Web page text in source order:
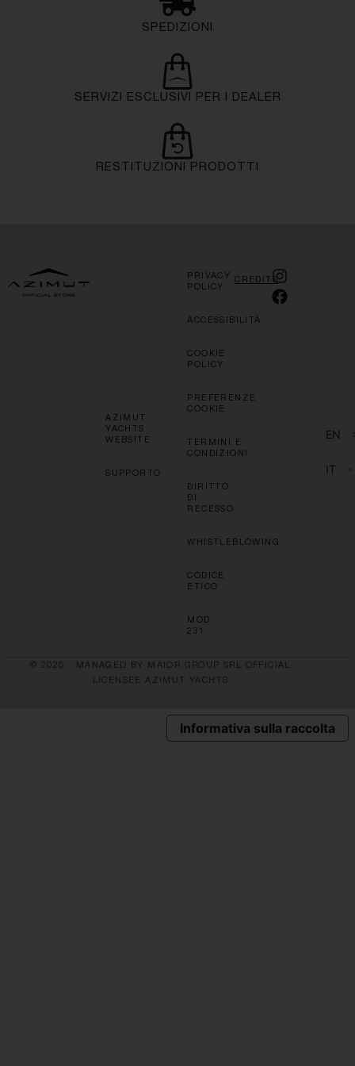
SPEDIZIONI
SERVIZI ESCLUSIVI PER I DEALER
RESTITUZIONI PRODOTTI
AZIMUT
YACHTS
WEBSITE
SUPPORTO
PRIVACY
POLICY
ACCESSIBILITÀ
COOKIE
POLICY
PREFERENZE
COOKIE
TERMINI E
CONDIZIONI
DIRITTO
DI
RECESSO
WHISTLEBLOWING
CODICE
ETICO
MOD.
231
CREDITS
EN
IT >
© 2025 - MANAGED BY MAIOR GROUP SRL OFFICIAL
LICENSEE AZIMUT YACHTS
Informativa sulla raccolta